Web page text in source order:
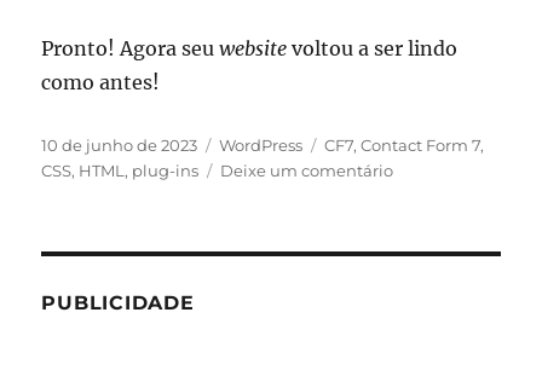
Pronto! Agora seuwebsite voltou a ser lindo
como antes!
Publicado
em
10 de junho de 2023 Categorias
WordPress Tags
CF7,Contact Form 7,
CSS, HTML, plug-ins Deixe um comentárioem
PUBLICIDADE